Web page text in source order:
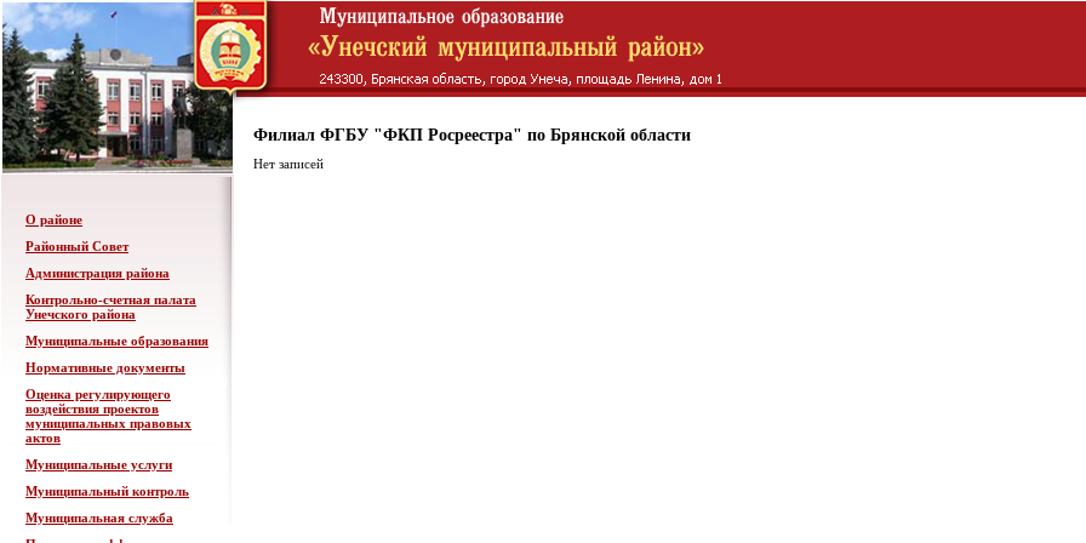
О районе
Районный Совет
Администрация района
Контрольно-счетная палата
Унечского района
Муниципальные образования
Нормативные документы
Оценка регулирующего
воздействия проектов
муниципальных правовых
актов
Муниципальные услуги
Муниципальный контроль
Муниципальная служба
Филиал ФГБУ "ФКП Росреестра" по Брянской области
Нет записей